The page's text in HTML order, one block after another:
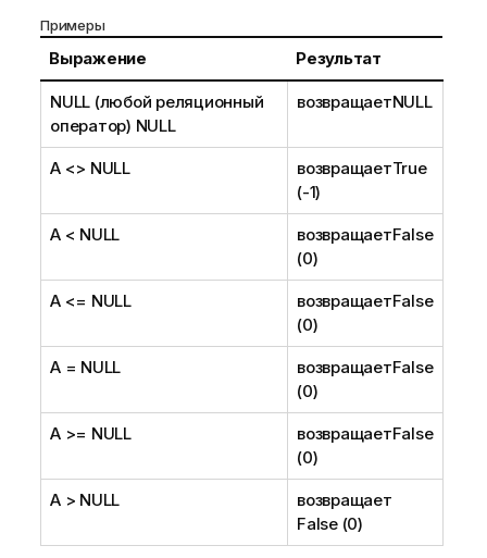
Примеры
Выражение Результат
NULL (любой реляционный
оператор) NULL
возвращаетNULL
A <> NULL возвращаетTrue
(-1)
A < NULL возвращаетFalse
(0)
A <= NULL возвращаетFalse
(0)
A = NULL возвращаетFalse
(0)
A >= NULL возвращаетFalse
(0)
A > NULL
возвращает
False (0)